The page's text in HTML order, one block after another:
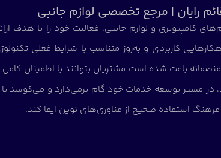
رایان | مرجع تخصصی لوازم جانبی
کامپیوتری و لوازم جانبی، فعالیت خود را با هدف
کاربردی و به‌روز متناسب با شرایط فعلی
باعث شده است مشتریان بتوانند با اطمینان
مسیر توسعه خدمات خود گام برمی‌دارد و می‌کوشد با
استفاده صحیح از فناوری‌های نوین ایفا کند.